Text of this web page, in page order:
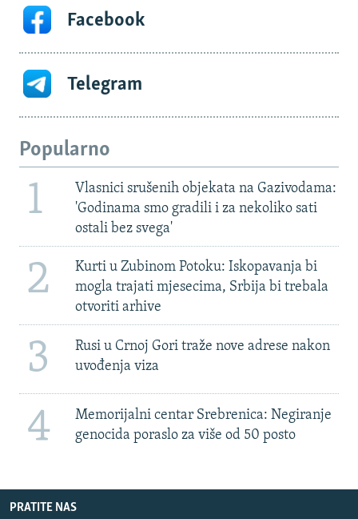
Facebook
Telegram
Popularno
1
Vlasnici srušenih objekata na Gazivodama:
'Godinama smo gradili i za nekoliko sati
ostali bez svega'
2
Kurti u Zubinom Potoku: Iskopavanja bi
mogla trajati mjesecima, Srbija bi trebala
otvoriti arhive
3
Rusi u Crnoj Gori traže nove adrese nakon
uvođenja viza
4
Memorijalni centar Srebrenica: Negiranje
genocida poraslo za više od 50 posto
PRATITE NAS